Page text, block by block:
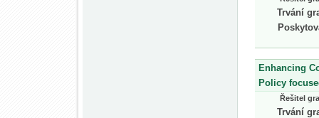
Trvání
Enhancing
Policy
Řešitel
Trvání